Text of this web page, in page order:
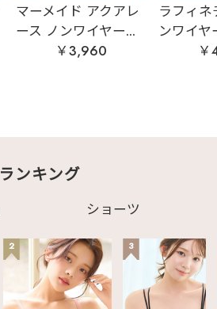
マーメイド アクアレ
ース ノンワイヤー...
￥3,960
ラフィ
ンワイヤ
ランキング
ショーツ
2 3